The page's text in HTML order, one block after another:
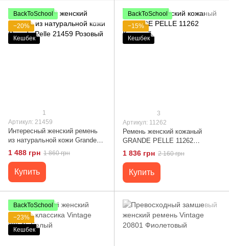
BackToSchool
−20%
Кешбек
1
Артикул: 21459
Интересный женский ремень
из натуральной кожи Grande
Pelle 21459 Розовый
1 488 грн 1 860 грн
Купить
BackToSchool
−15%
Кешбек
3
Артикул: 11262
Ремень женский кожаный
GRANDE PELLE 11262
Красный
1 836 грн 2 160 грн
Купить
BackToSchool
−23%
Кешбек